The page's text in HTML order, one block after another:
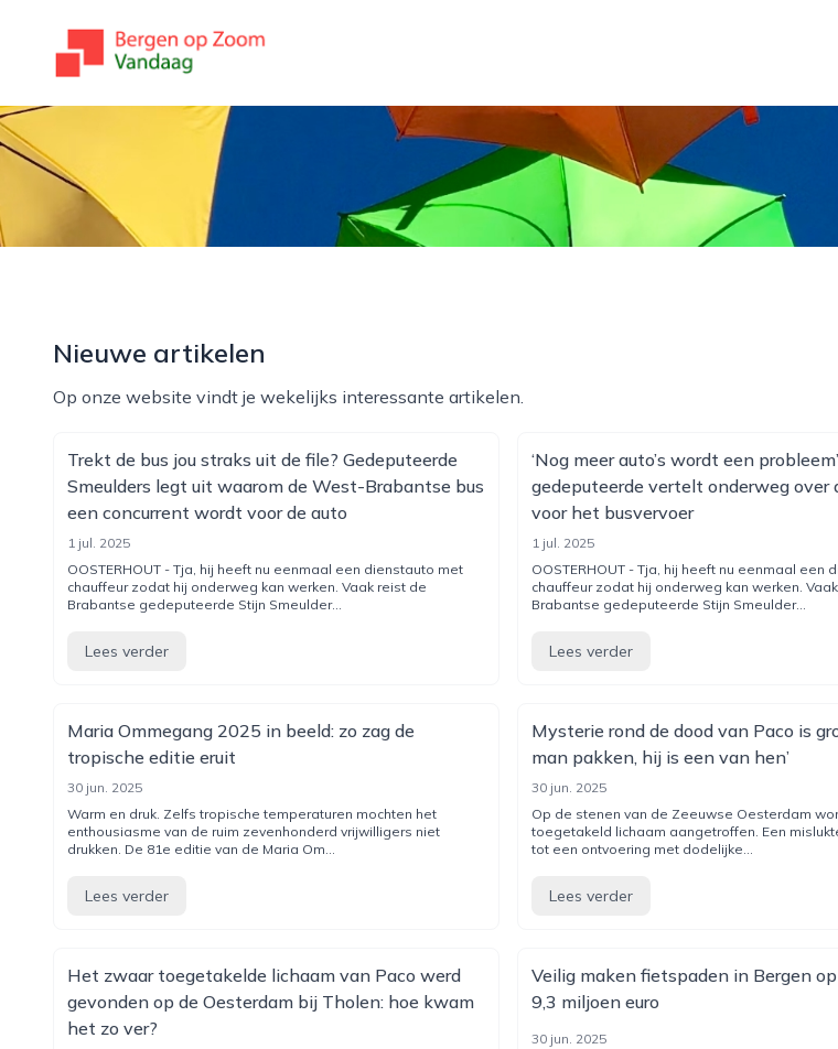
bergenopzoomvandaag.nl
Nieuwe artikelen
Op onze website vindt je wekelijks interessante artikelen.
Trekt de bus jou straks uit de file? Gedeputeerde
Smeulders legt uit waarom de West-Brabantse bus
een concurrent wordt voor de auto
1 jul. 2025
OOSTERHOUT - Tja, hij heeft nu eenmaal een dienstauto met
chauffeur zodat hij onderweg kan werken. Vaak reist de
Brabantse gedeputeerde Stijn Smeulder...
Lees verder
‘Nog meer auto’s wordt een
gedeputeerde vertelt onderweg over
voor het busvervoer
1 jul. 2025
OOSTERHOUT - Tja, hij heeft nu eenmaal een
chauffeur zodat hij onderweg kan werken.
Brabantse gedeputeerde Stijn Smeulder...
Lees verder
Maria Ommegang 2025 in beeld: zo zag de
tropische editie eruit
30 jun. 2025
Warm en druk. Zelfs tropische temperaturen mochten het
enthousiasme van de ruim zevenhonderd vrijwilligers niet
drukken. De 81e editie van de Maria Om...
Lees verder
Mysterie rond de dood van Paco is
man pakken, hij is een van hen’
30 jun. 2025
Op de stenen van de Zeeuwse Oesterdam
toegetakeld lichaam aangetroffen. Een
tot een ontvoering met dodelijke...
Lees verder
Het zwaar toegetakelde lichaam van Paco werd
gevonden op de Oesterdam bij Tholen: hoe kwam
het zo ver?
Veilig maken fietspaden in Bergen
9,3 miljoen euro
30 jun. 2025